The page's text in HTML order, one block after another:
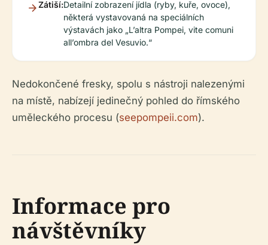
Zátiší:Detailní zobrazení jídla (ryby, kuře, ovoce),
některá vystavovaná na speciálních
výstavách jako „L’altra Pompei, vite comuni
all’ombra del Vesuvio.“
Nedokončené fresky, spolu s nástroji nalezenými
na místě, nabízejí jedinečný pohled do římského
uměleckého procesu (seepompeii.com).
Informace pro
návštěvníky